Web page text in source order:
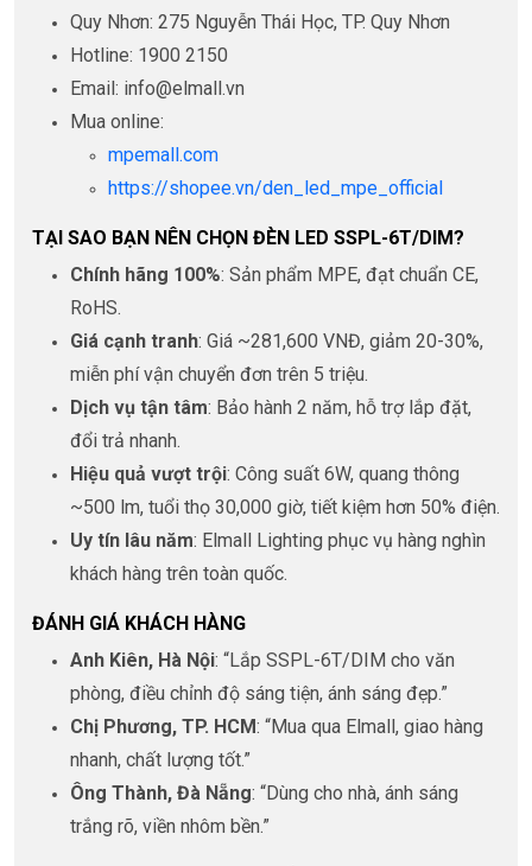
Quy Nhơn: 275 Nguyễn Thái Học, TP. Quy Nhơn
Hotline: 1900 2150
Email: info@elmall.vn
Mua online:
mpemall.com
https://shopee.vn/den_led_mpe_official
TẠI SAO BẠN NÊN CHỌN ĐÈN LED SSPL-6T/DIM?
Chính hãng 100%: Sản phẩm MPE, đạt chuẩn CE,
RoHS.
Giá cạnh tranh: Giá ~281,600 VNĐ, giảm 20-30%,
miễn phí vận chuyển đơn trên 5 triệu.
Dịch vụ tận tâm: Bảo hành 2 năm, hỗ trợ lắp đặt,
đổi trả nhanh.
Hiệu quả vượt trội: Công suất 6W, quang thông
~500 lm, tuổi thọ 30,000 giờ, tiết kiệm hơn 50% điện.
Uy tín lâu năm: Elmall Lighting phục vụ hàng nghìn
khách hàng trên toàn quốc.
ĐÁNH GIÁ KHÁCH HÀNG
Anh Kiên, Hà Nội: “Lắp SSPL-6T/DIM cho văn
phòng, điều chỉnh độ sáng tiện, ánh sáng đẹp.”
Chị Phương, TP. HCM: “Mua qua Elmall, giao hàng
nhanh, chất lượng tốt.”
Ông Thành, Đà Nẵng: “Dùng cho nhà, ánh sáng
trắng rõ, viền nhôm bền.”